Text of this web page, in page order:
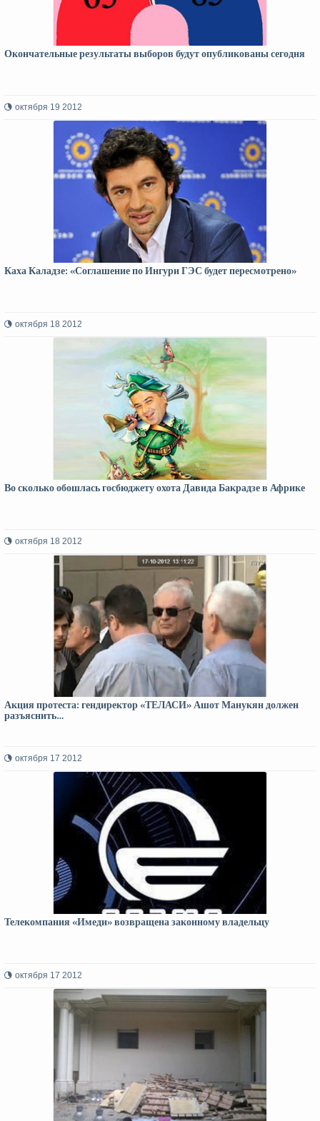
Окончательные результаты выборов будут опубликованы сегодня
октября 19 2012
Каха Каладзе: «Соглашение по Ингури ГЭС будет пересмотрено»
октября 18 2012
Во сколько обошлась госбюджету охота Давида Бакрадзе в Африке
октября 18 2012
Акция протеста: гендиректор «ТЕЛАСИ» Ашот Манукян должен
разъяснить…
октября 17 2012
Телекомпания «Имеди» возвращена законному владельцу
октября 17 2012